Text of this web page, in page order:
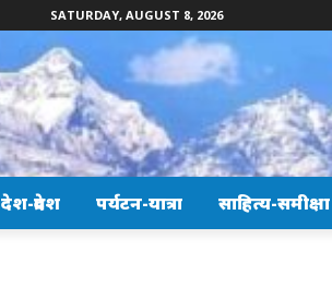
SATURDAY, AUGUST 8, 2026
देश-प्रदेश पर्यटन-यात्रा साहित्य-समीक्षा